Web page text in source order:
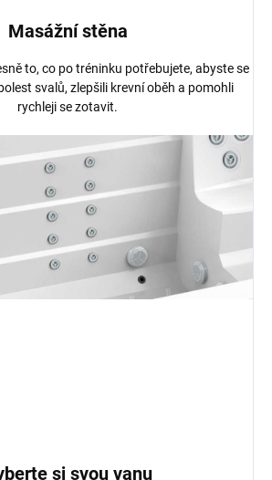
Masážní stěna
to, co po tréninku potřebujete, abyste se
svalů, zlepšili krevní oběh a pomohli
rychleji se zotavit.
si svou vanu